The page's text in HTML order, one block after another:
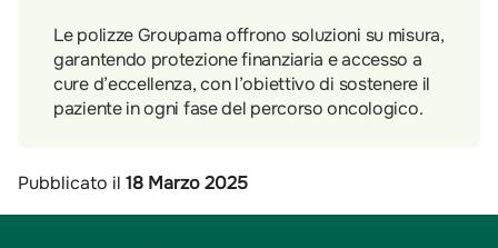
Le polizze Groupama offrono soluzioni su misura,
garantendo protezione finanziaria e accesso a
cure d’eccellenza, con l’obiettivo di sostenere il
paziente in ogni fase del percorso oncologico.
Pubblicato il 18 Marzo 2025